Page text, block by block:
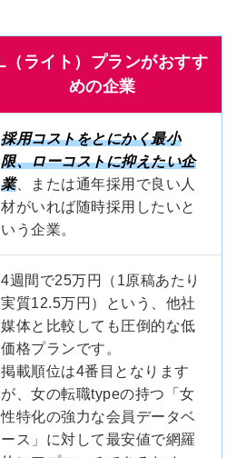
（ライト）プランがおすす
めの企業
採用コストをとにかく最小
限、ローコストに抑えたい企
業、または通年採用で良い人
材がいれば随時採用したいと
いう企業。
4週間で25万円（1原稿あたり
実質12.5万円）という、他社
媒体と比較しても圧倒的な低
価格プランです。
掲載順位は4番目となります
が、女の転職typeの持つ「女
性特化の強力な会員データベ
ース」に対して最安値で網羅